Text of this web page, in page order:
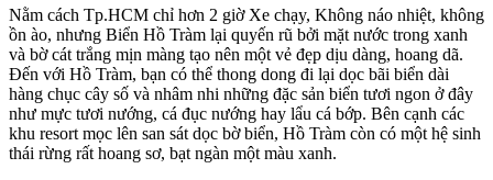
Nằm cách Tp.HCM chỉ hơn 2 giờ Xe chạy, Không náo nhiệt, không
ồn ào, nhưng Biển Hồ Tràm lại quyến rũ bởi mặt nước trong xanh
và bờ cát trắng mịn màng tạo nên một vẻ đẹp dịu dàng, hoang dã.
Đến với Hồ Tràm, bạn có thể thong dong đi lại dọc bãi biển dài
hàng chục cây số và nhâm nhi những đặc sản biển tươi ngon ở đây
như mực tươi nướng, cá đục nướng hay lẩu cá bớp. Bên cạnh các
khu resort mọc lên san sát dọc bờ biển, Hồ Tràm còn có một hệ sinh
thái rừng rất hoang sơ, bạt ngàn một màu xanh.